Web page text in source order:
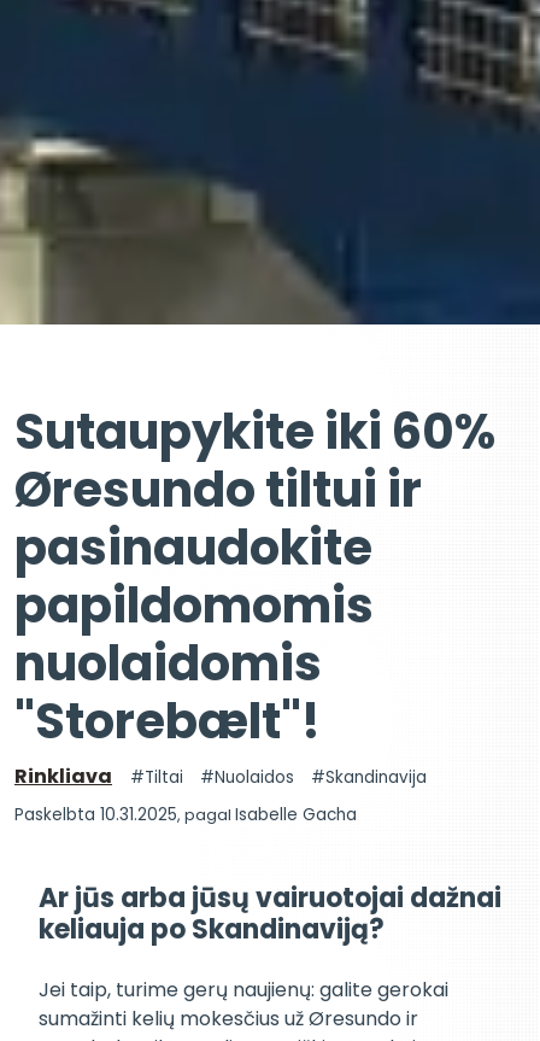
Sutaupykite iki 60%
Øresundo tiltui ir
pasinaudokite
papildomomis
nuolaidomis
"Storebælt"!
Rinkliava Tiltai Nuolaidos
Skandinavija
Paskelbta 10.31.2025, pagal Isabelle Gacha
Ar jūs arba jūsų vairuotojai dažnai
keliauja po Skandinaviją?
Jei taip, turime gerų naujienų: galite gerokai
sumažinti kelių mokesčius už Øresundo ir